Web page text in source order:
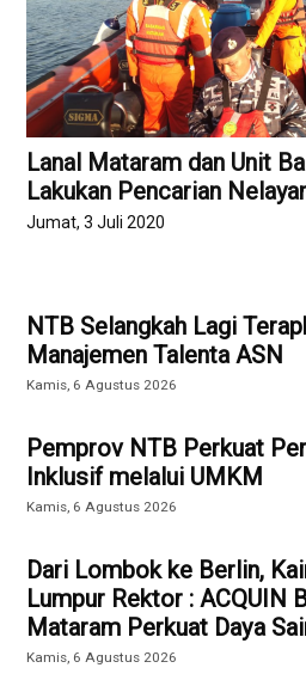
Lanal Mataram dan Unit
Lakukan Pencarian
Jumat, 3 Juli 2020
NTB Selangkah Lagi
Manajemen Talenta ASN
Kamis, 6 Agustus 2026
Pemprov NTB Perkuat
Inklusif melalui UMKM
Kamis, 6 Agustus 2026
Dari Lombok ke Berlin,
Lumpur Rektor : ACQUIN
Mataram Perkuat Daya
Kamis, 6 Agustus 2026